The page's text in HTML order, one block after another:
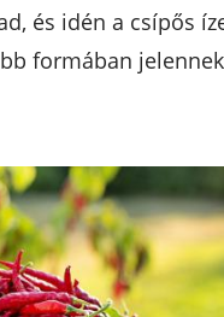
és idén a csípős
formában jelennek